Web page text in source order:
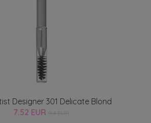
Designer 301 Delicate Blond
7.52 EUR